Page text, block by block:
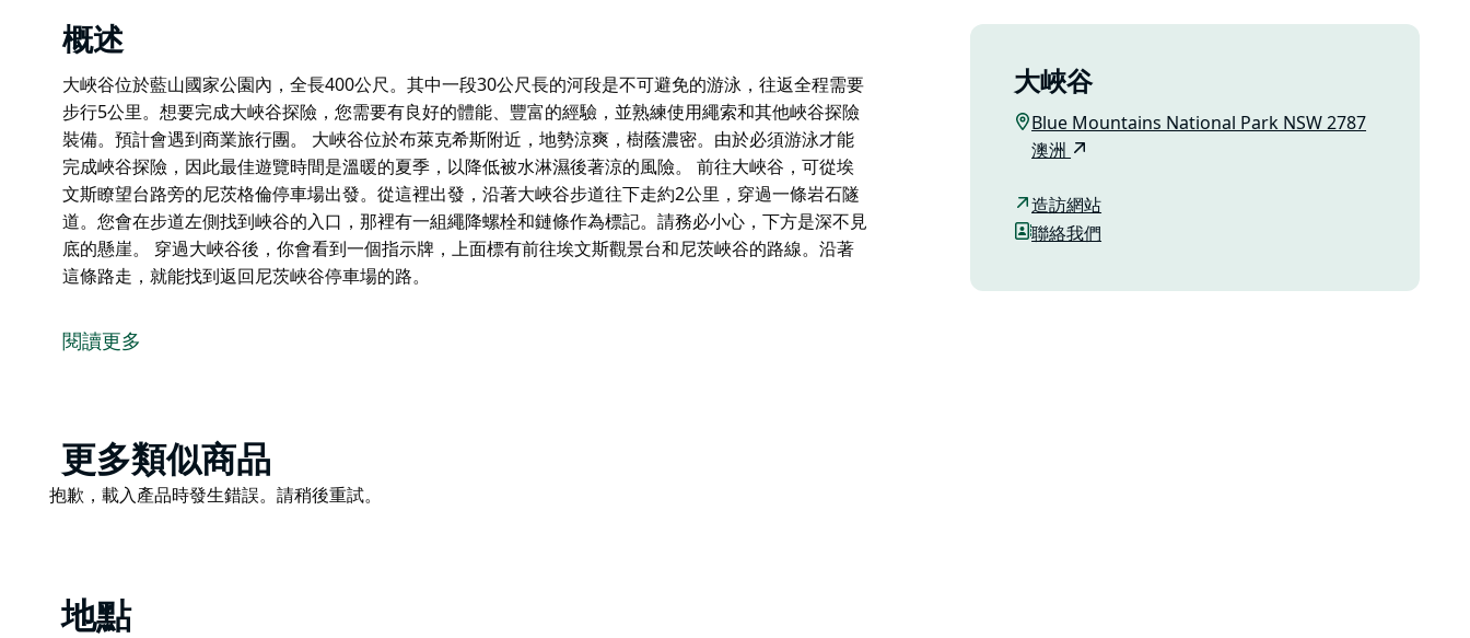
概述
大峽谷位於藍山國家公園內，全長400公尺。其中一段30公尺長的河段是不可避免的游泳，往返全程需要
步行5公里。想要完成大峽谷探險，您需要有良好的體能、豐富的經驗，並熟練使用繩索和其他峽谷探險
裝備。預計會遇到商業旅行團。 大峽谷位於布萊克希斯附近，地勢涼爽，樹蔭濃密。由於必須游泳才能
完成峽谷探險，因此最佳遊覽時間是溫暖的夏季，以降低被水淋濕後著涼的風險。 前往大峽谷，可從埃
文斯瞭望台路旁的尼茨格倫停車場出發。從這裡出發，沿著大峽谷步道往下走約2公里，穿過一條岩石隧
道。您會在步道左側找到峽谷的入口，那裡有一組繩降螺栓和鏈條作為標記。請務必小心，下方是深不見
底的懸崖。 穿過大峽谷後，你會看到一個指示牌，上面標有前往埃文斯觀景台和尼茨峽谷的路線。沿著
這條路走，就能找到返回尼茨峽谷停車場的路。
步行5公里。想要完成大峽谷探險，您需要有良好的體能、豐富的經驗，並熟練使用繩索和其他峽谷探險
裝備。預計會遇到商業旅行團。
前往大峽谷，可從埃文斯瞭望台路旁的尼茨格倫停車場出發。從這裡出發，沿著大峽谷步道往下走約2公
里，穿過一條岩石隧道。您會在步道左側找到峽谷的入口，那裡有一組繩降螺栓和鏈條作為標記。請務必
閱讀更多
大峽谷
Blue Mountains National Park NSW 2787
澳洲
造訪網站
聯絡我們
Product
List
更多類似商品
Product
抱歉，載入產品時發生錯誤。請稍後重試。
地點